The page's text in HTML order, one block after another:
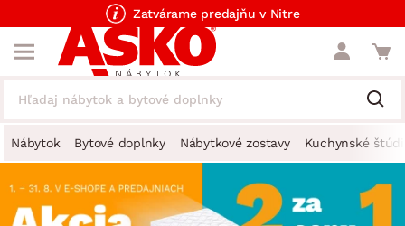
Zatvárame predajňu v Nitre
Nábytok Bytové doplnky Nábytkové zostavy Kuchynské